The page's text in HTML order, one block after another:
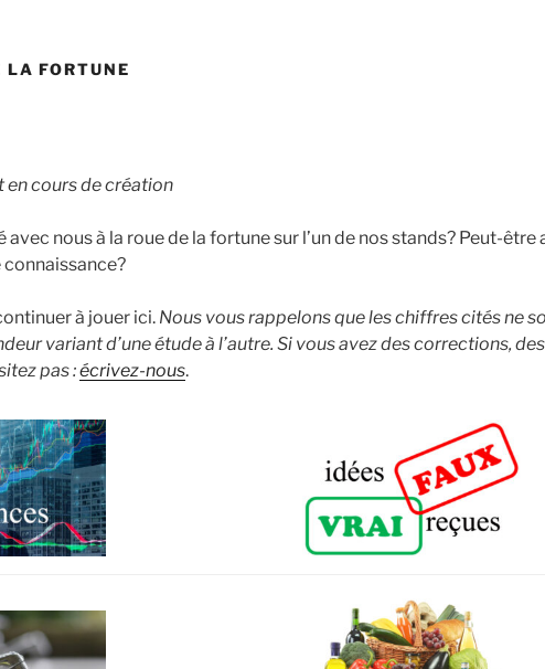
LA FORTUNE
en cours de création
avec nous à la roue de la fortune sur l’un de nos stands? Peut-
connaissance?
à jouer ici. Nous vous rappelons que les chiffres cités ne
variant d’une étude à l’autre. Si vous avez des corrections,
pas :écrivez-nous.